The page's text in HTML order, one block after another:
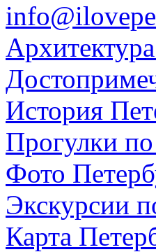
История
Прогулки
Фото
Экскурсии
Карта